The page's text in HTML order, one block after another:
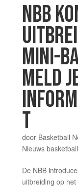
NBB
MINI-
MELD
T
door Basketball
Nieuws
De NBB
uitbreiding op